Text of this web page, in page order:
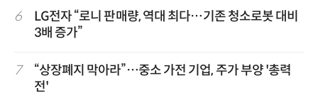
6
LG전자 “로니 판매량, 역대 최다…기존 청소로봇 대비
3배 증가”
7
“상장폐지 막아라”…중소 가전 기업, 주가 부양 '총력
전'